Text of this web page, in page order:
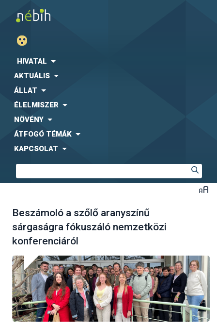
HIVATAL
AKTUÁLIS
ÁLLAT
ÉLELMISZER
NÖVÉNY
ÁTFOGÓ TÉMÁK
KAPCSOLAT
Beszámoló a szőlő aranyszínű
sárgaságra fókuszáló nemzetközi
konferenciáról